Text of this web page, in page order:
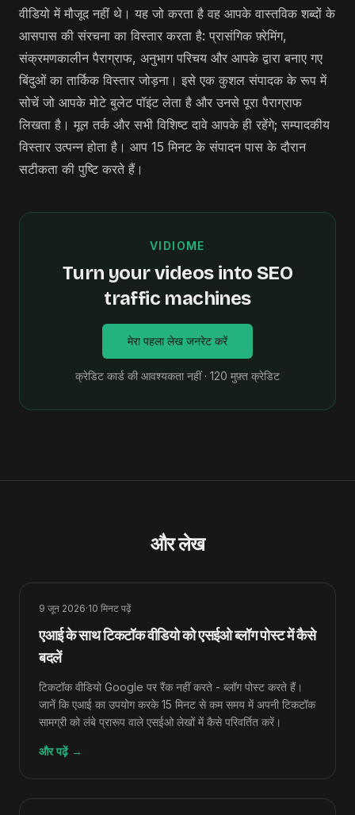
वीडियो में मौजूद नहीं थे। यह जो करता है वह आपके वास्तविक शब्दों के
आसपास की संरचना का विस्तार करता है: प्रासंगिक फ़्रेमिंग,
संक्रमणकालीन पैराग्राफ, अनुभाग परिचय और आपके द्वारा बनाए गए
बिंदुओं का तार्किक विस्तार जोड़ना। इसे एक कुशल संपादक के रूप में
सोचें जो आपके मोटे बुलेट पॉइंट लेता है और उनसे पूरा पैराग्राफ
लिखता है। मूल तर्क और सभी विशिष्ट दावे आपके ही रहेंगे; सम्पादकीय
विस्तार उत्पन्न होता है। आप 15 मिनट के संपादन पास के दौरान
सटीकता की पुष्टि करते हैं।
VIDIOME
Turn your videos into SEO
traffic machines
मेरा पहला लेख जनरेट करें
क्रेडिट कार्ड की आवश्यकता नहीं · 120 मुफ़्त क्रेडिट
और लेख
9 जून 2026·10 मिनट पढ़ें
एआई के साथ टिकटॉक वीडियो को एसईओ ब्लॉग पोस्ट में कैसे
बदलें
टिकटॉक वीडियो Google पर रैंक नहीं करते - ब्लॉग पोस्ट करते हैं।
जानें कि एआई का उपयोग करके 15 मिनट से कम समय में अपनी टिकटॉक
सामग्री को लंबे प्रारूप वाले एसईओ लेखों में कैसे परिवर्तित करें।
और पढ़ें→